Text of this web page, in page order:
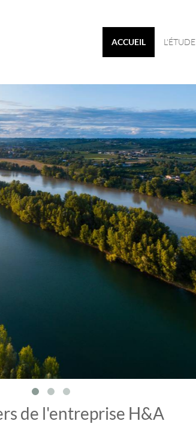
ACCUEIL L'ÉTUDE
de l'entreprise H&A